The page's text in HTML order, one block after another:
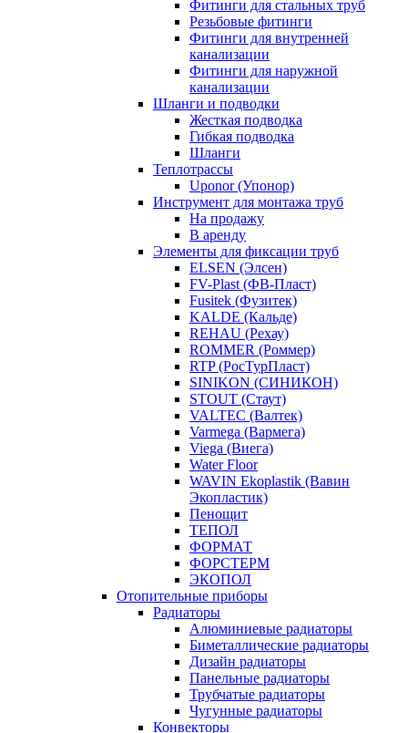
Фитинги для стальных труб
Резьбовые фитинги
Фитинги для внутренней
канализации
Фитинги для наружной
канализации
Шланги и подводки
Жесткая подводка
Гибкая подводка
Шланги
Теплотрассы
Uponor (Упонор)
Инструмент для монтажа труб
На продажу
В аренду
Элементы для фиксации труб
ELSEN (Элсен)
FV-Plast (ФВ-Пласт)
Fusitek (Фузитек)
KALDE (Кальде)
REHAU (Рехау)
ROMMER (Роммер)
RTP (РосТурПласт)
SINIKON (СИНИКОН)
STOUT (Стаут)
VALTEC (Валтек)
Varmega (Вармега)
Viega (Виега)
Water Floor
WAVIN Ekoplastik (Вавин
Экопластик)
Пенощит
ТЕПОЛ
ФОРМАТ
ФОРСТЕРМ
ЭКОПОЛ
Отопительные приборы
Радиаторы
Алюминиевые радиаторы
Биметаллические радиаторы
Дизайн радиаторы
Панельные радиаторы
Трубчатые радиаторы
Чугунные радиаторы
Конвекторы